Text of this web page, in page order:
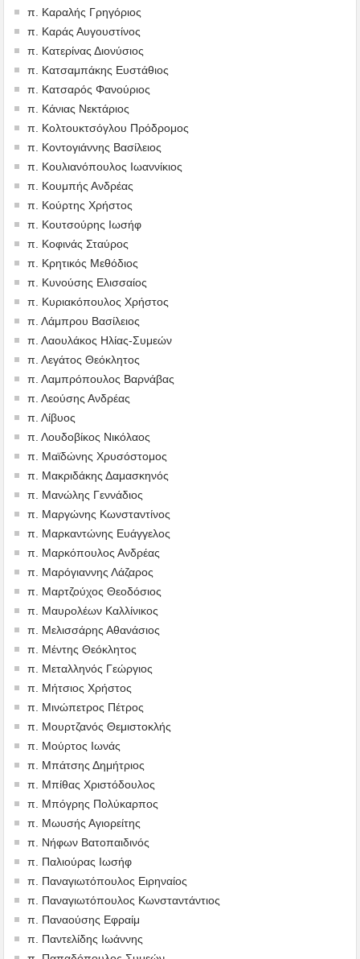
π. Καραλής Γρηγόριος
π. Καράς Αυγουστίνος
π. Κατερίνας Διονύσιος
π. Κατσαμπάκης Ευστάθιος
π. Κατσαρός Φανούριος
π. Κάνιας Νεκτάριος
π. Κολτουκτσόγλου Πρόδρομος
π. Κοντογιάννης Βασίλειος
π. Κουλιανόπουλος Ιωαννίκιος
π. Κουμπής Ανδρέας
π. Κούρτης Χρήστος
π. Κουτσούρης Ιωσήφ
π. Κοφινάς Σταύρος
π. Κρητικός Μεθόδιος
π. Κυνούσης Ελισσαίος
π. Κυριακόπουλος Χρήστος
π. Λάμπρου Βασίλειος
π. Λαουλάκος Ηλίας-Συμεών
π. Λεγάτος Θεόκλητος
π. Λαμπρόπουλος Βαρνάβας
π. Λεούσης Ανδρέας
π. Λίβυος
π. Λουδοβίκος Νικόλαος
π. Μαϊδώνης Χρυσόστομος
π. Μακριδάκης Δαμασκηνός
π. Μανώλης Γεννάδιος
π. Μαργώνης Κωνσταντίνος
π. Μαρκαντώνης Ευάγγελος
π. Μαρκόπουλος Ανδρέας
π. Μαρόγιαννης Λάζαρος
π. Μαρτζούχος Θεοδόσιος
π. Μαυρολέων Καλλίνικος
π. Μελισσάρης Αθανάσιος
π. Μέντης Θεόκλητος
π. Μεταλληνός Γεώργιος
π. Μήτσιος Χρήστος
π. Μινώπετρος Πέτρος
π. Μουρτζανός Θεμιστοκλής
π. Μούρτος Ιωνάς
π. Μπάτσης Δημήτριος
π. Μπίθας Χριστόδουλος
π. Μπόγρης Πολύκαρπος
π. Μωυσής Αγιορείτης
π. Νήφων Βατοπαιδινός
π. Παλιούρας Ιωσήφ
π. Παναγιωτόπουλος Ειρηναίος
π. Παναγιωτόπουλος Κωνσταντάντιος
π. Παναούσης Εφραίμ
π. Παντελίδης Ιωάννης